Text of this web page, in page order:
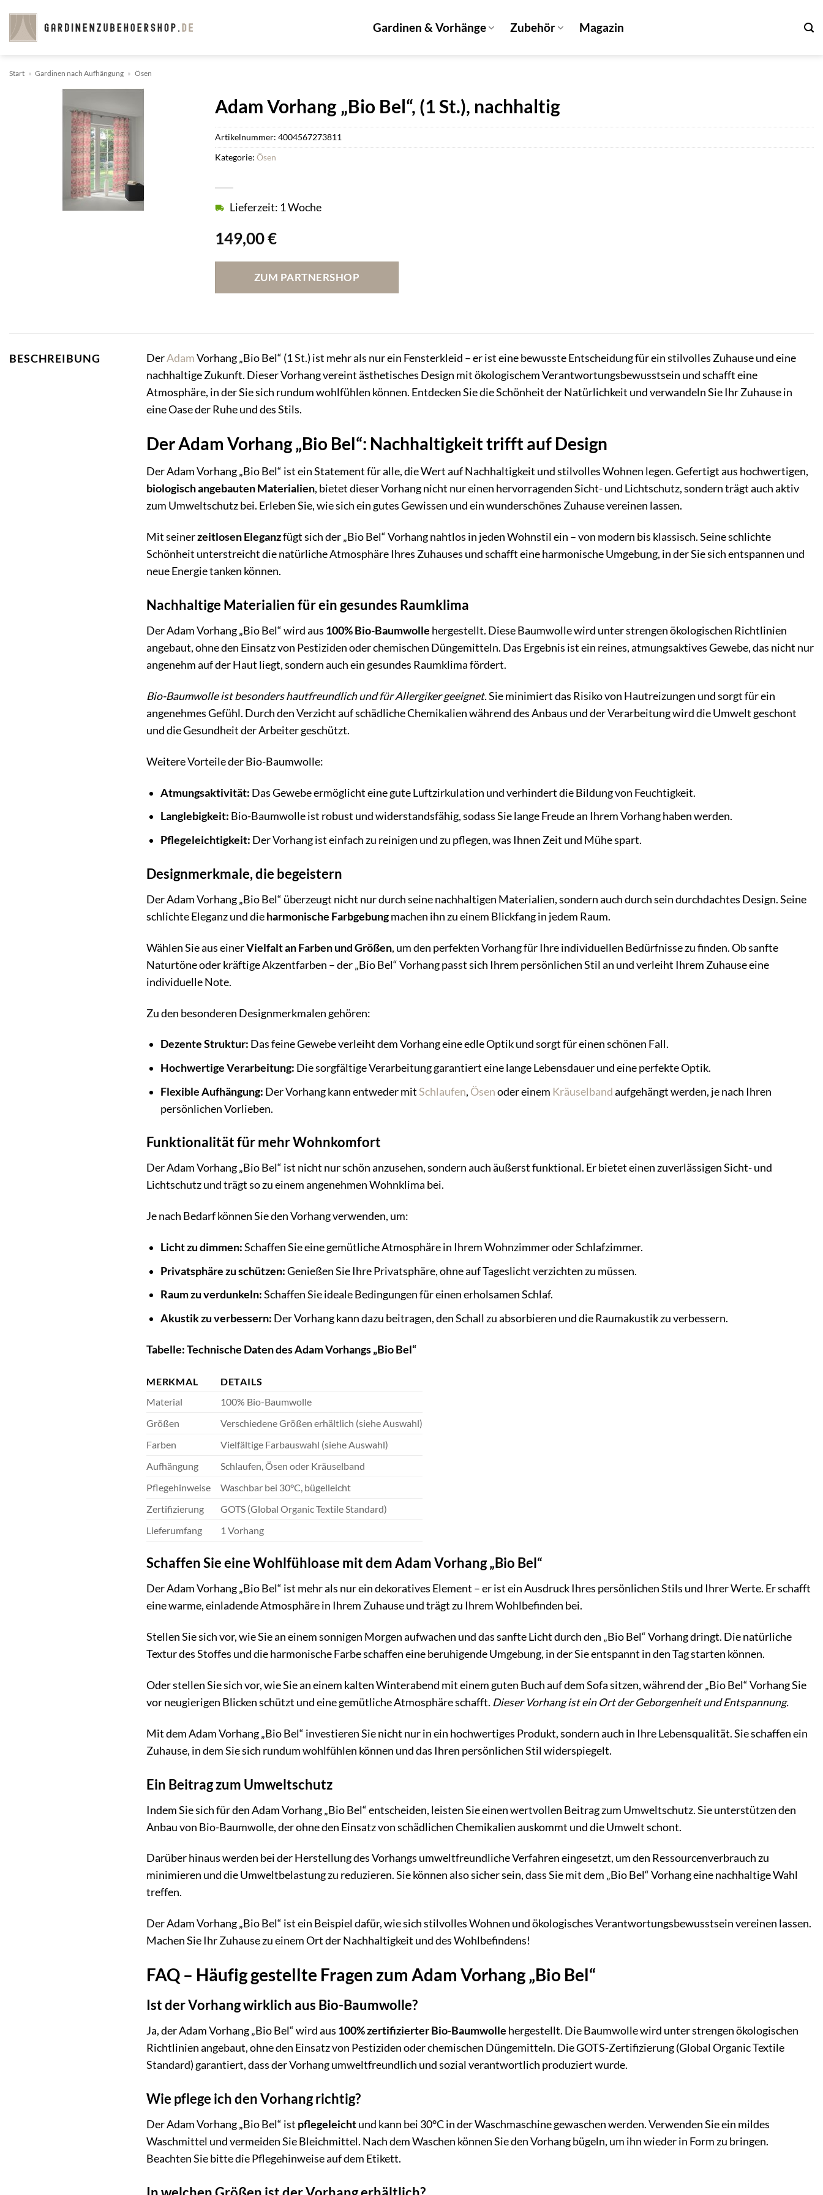
Inhalt
springen
Gardinen & Vorhänge Zubehör Magazin
Start » Gardinen nach Aufhängung » Ösen
Adam Vorhang „Bio Bel“, (1 St.), nachhaltig
149,00€
Lieferzeit: 1 Woche
ZUM PARTNERSHOP
Artikelnummer: 4004567273811
Kategorie: Ösen
BESCHREIBUNG DerAdamVorhang „Bio Bel“ (1 St.) ist mehr als nur ein Fensterkleid – er ist eine bewusste Entscheidung für ein stilvolles Zuhause und eine
nachhaltige Zukunft. Dieser Vorhang vereint ästhetisches Design mit ökologischem Verantwortungsbewusstsein und schafft eine
Atmosphäre, in der Sie sich rundum wohlfühlen können. Entdecken Sie die Schönheit der Natürlichkeit und verwandeln Sie Ihr Zuhause in
eine Oase der Ruhe und des Stils.
Der Adam Vorhang „Bio Bel“: Nachhaltigkeit trifft auf Design
Der Adam Vorhang „Bio Bel“ ist ein Statement für alle, die Wert auf Nachhaltigkeit und stilvolles Wohnen legen. Gefertigt aus hochwertigen,
biologisch angebauten Materialien, bietet dieser Vorhang nicht nur einen hervorragenden Sicht- und Lichtschutz, sondern trägt auch aktiv
zum Umweltschutz bei. Erleben Sie, wie sich ein gutes Gewissen und ein wunderschönes Zuhause vereinen lassen.
Mit seinerzeitlosen Eleganzfügt sich der „Bio Bel“ Vorhang nahtlos in jeden Wohnstil ein – von modern bis klassisch. Seine schlichte
Schönheit unterstreicht die natürliche Atmosphäre Ihres Zuhauses und schafft eine harmonische Umgebung, in der Sie sich entspannen und
neue Energie tanken können.
Nachhaltige Materialien für ein gesundes Raumklima
Der Adam Vorhang „Bio Bel“ wird aus 100% Bio-Baumwolle hergestellt. Diese Baumwolle wird unter strengen ökologischen Richtlinien
angebaut, ohne den Einsatz von Pestiziden oder chemischen Düngemitteln. Das Ergebnis ist ein reines, atmungsaktives Gewebe, das nicht nur
angenehm auf der Haut liegt, sondern auch ein gesundes Raumklima fördert.
Bio-Baumwolle ist besonders hautfreundlich und für Allergiker geeignet.Sie minimiert das Risiko von Hautreizungen und sorgt für ein
angenehmes Gefühl. Durch den Verzicht auf schädliche Chemikalien während des Anbaus und der Verarbeitung wird die Umwelt geschont
und die Gesundheit der Arbeiter geschützt.
Weitere Vorteile der Bio-Baumwolle:
Atmungsaktivität: Das Gewebe ermöglicht eine gute Luftzirkulation und verhindert die Bildung von Feuchtigkeit.
Langlebigkeit: Bio-Baumwolle ist robust und widerstandsfähig, sodass Sie lange Freude an Ihrem Vorhang haben werden.
Pflegeleichtigkeit: Der Vorhang ist einfach zu reinigen und zu pflegen, was Ihnen Zeit und Mühe spart.
Designmerkmale, die begeistern
Der Adam Vorhang „Bio Bel“ überzeugt nicht nur durch seine nachhaltigen Materialien, sondern auch durch sein durchdachtes Design. Seine
schlichte Eleganz und dieharmonische Farbgebungmachen ihn zu einem Blickfang in jedem Raum.
Wählen Sie aus einerVielfalt an Farben und Größen, um den perfekten Vorhang für Ihre individuellen Bedürfnisse zu finden. Ob sanfte
Naturtöne oder kräftige Akzentfarben – der „Bio Bel“ Vorhang passt sich Ihrem persönlichen Stil an und verleiht Ihrem Zuhause eine
individuelle Note.
Zu den besonderen Designmerkmalen gehören:
Dezente Struktur: Das feine Gewebe verleiht dem Vorhang eine edle Optik und sorgt für einen schönen Fall.
Hochwertige Verarbeitung: Die sorgfältige Verarbeitung garantiert eine lange Lebensdauer und eine perfekte Optik.
Flexible Aufhängung: Der Vorhang kann entweder mitSchlaufen, Ösenoder einem Kräuselbandaufgehängt werden, je nach Ihren
persönlichen Vorlieben.
Funktionalität für mehr Wohnkomfort
Der Adam Vorhang „Bio Bel“ ist nicht nur schön anzusehen, sondern auch äußerst funktional. Er bietet einen zuverlässigen Sicht- und
Lichtschutz und trägt so zu einem angenehmen Wohnklima bei.
Je nach Bedarf können Sie den Vorhang verwenden, um:
Licht zu dimmen:Schaffen Sie eine gemütliche Atmosphäre in Ihrem Wohnzimmer oder Schlafzimmer.
Privatsphäre zu schützen:Genießen Sie Ihre Privatsphäre, ohne auf Tageslicht verzichten zu müssen.
Raum zu verdunkeln:Schaffen Sie ideale Bedingungen für einen erholsamen Schlaf.
Akustik zu verbessern: Der Vorhang kann dazu beitragen, den Schall zu absorbieren und die Raumakustik zu verbessern.
Tabelle: Technische Daten des Adam Vorhangs „Bio Bel“
MERKMAL
DETAILS
Material
100% Bio-Baumwolle
Größen
Verschiedene Größen erhältlich (siehe Auswahl)
Farben
Vielfältige Farbauswahl (siehe Auswahl)
Aufhängung
Schlaufen, Ösen oder Kräuselband
Pflegehinweise
Waschbar bei 30°C, bügelleicht
Zertifizierung
GOTS (Global Organic Textile Standard)
Lieferumfang
1 Vorhang
Schaffen Sie eine Wohlfühloase mit dem Adam Vorhang „Bio Bel“
Der Adam Vorhang „Bio Bel“ ist mehr als nur ein dekoratives Element – er ist ein Ausdruck Ihres persönlichen Stils und Ihrer Werte. Er schafft
eine warme, einladende Atmosphäre in Ihrem Zuhause und trägt zu Ihrem Wohlbefinden bei.
Stellen Sie sich vor, wie Sie an einem sonnigen Morgen aufwachen und das sanfte Licht durch den „Bio Bel“ Vorhang dringt. Die natürliche
Textur des Stoffes und die harmonische Farbe schaffen eine beruhigende Umgebung, in der Sie entspannt in den Tag starten können.
Oder stellen Sie sich vor, wie Sie an einem kalten Winterabend mit einem guten Buch auf dem Sofa sitzen, während der „Bio Bel“ Vorhang Sie
vor neugierigen Blicken schützt und eine gemütliche Atmosphäre schafft. Dieser Vorhang ist ein Ort der Geborgenheit und Entspannung.
Mit dem Adam Vorhang „Bio Bel“ investieren Sie nicht nur in ein hochwertiges Produkt, sondern auch in Ihre Lebensqualität. Sie schaffen ein
Zuhause, in dem Sie sich rundum wohlfühlen können und das Ihren persönlichen Stil widerspiegelt.
Ein Beitrag zum Umweltschutz
Indem Sie sich für den Adam Vorhang „Bio Bel“ entscheiden, leisten Sie einen wertvollen Beitrag zum Umweltschutz. Sie unterstützen den
Anbau von Bio-Baumwolle, der ohne den Einsatz von schädlichen Chemikalien auskommt und die Umwelt schont.
Darüber hinaus werden bei der Herstellung des Vorhangs umweltfreundliche Verfahren eingesetzt, um den Ressourcenverbrauch zu
minimieren und die Umweltbelastung zu reduzieren. Sie können also sicher sein, dass Sie mit dem „Bio Bel“ Vorhang eine nachhaltige Wahl
treffen.
Der Adam Vorhang „Bio Bel“ ist ein Beispiel dafür, wie sich stilvolles Wohnen und ökologisches Verantwortungsbewusstsein vereinen lassen.
Machen Sie Ihr Zuhause zu einem Ort der Nachhaltigkeit und des Wohlbefindens!
FAQ – Häufig gestellte Fragen zum Adam Vorhang „Bio Bel“
Ist der Vorhang wirklich aus Bio-Baumwolle?
Ja, der Adam Vorhang „Bio Bel“ wird aus 100% zertifizierter Bio-Baumwolle hergestellt. Die Baumwolle wird unter strengen ökologischen
Richtlinien angebaut, ohne den Einsatz von Pestiziden oder chemischen Düngemitteln. Die GOTS-Zertifizierung (Global Organic Textile
Standard) garantiert, dass der Vorhang umweltfreundlich und sozial verantwortlich produziert wurde.
Wie pflege ich den Vorhang richtig?
Der Adam Vorhang „Bio Bel“ ist pflegeleichtund kann bei 30°C in der Waschmaschine gewaschen werden. Verwenden Sie ein mildes
Waschmittel und vermeiden Sie Bleichmittel. Nach dem Waschen können Sie den Vorhang bügeln, um ihn wieder in Form zu bringen.
Beachten Sie bitte die Pflegehinweise auf dem Etikett.